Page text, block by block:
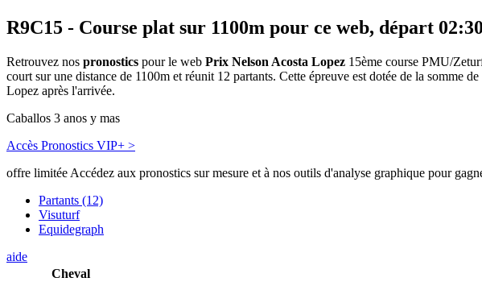
R9C15 - Course plat sur 1100m pour ce web, départ 02:30
Retrouvez nos pronostics pour le web Prix Nelson Acosta Lopez 15ème course PMU/
court sur une distance de 1100m et réunit 12 partants. Cette épreuve est dotée de la somme
Lopez après l'arrivée.
Caballos 3 anos y mas
Accès Pronostics VIP+ >
offre limitée Accédez aux pronostics sur mesure et à nos outils d'analyse graphique pour
Partants (12)
Visuturf
Equidegraph
aide
Cheval